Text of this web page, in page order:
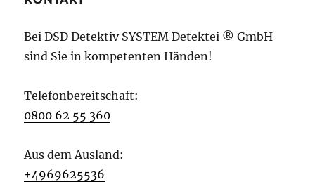
Bei DSD Detektiv SYSTEM Detektei ® GmbH
sind Sie in kompetenten Händen!
Telefonbereitschaft:
0800 62 55 360
Aus dem Ausland:
+4969625536